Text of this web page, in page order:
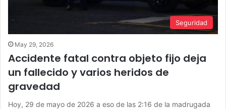
Seguridad
May 29, 2026
Accidente fatal contra objeto fijo deja
un fallecido y varios heridos de
gravedad
Hoy, 29 de mayo de 2026 a eso de las 2:16 de la madrugada